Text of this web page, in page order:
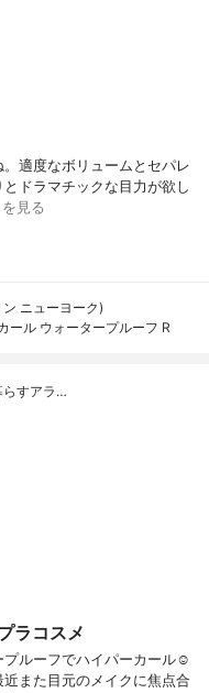
適度なボリュームとセパレ
ドラマチックな目力が欲し
見る
ニューヨーク)
ール ウォータープルーフ R
らすアラ…
ラコスメ
プルーフでハイパーカール☺︎
また目元のメイクに焦点合